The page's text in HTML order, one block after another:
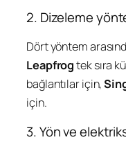
2. Dizeleme
Dört yöntem
Leapfrogtek sıra
bağlantılar için,
için.
3. Yön ve